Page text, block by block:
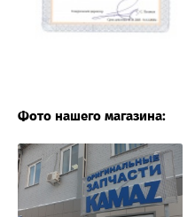
Фото нашего магазина: